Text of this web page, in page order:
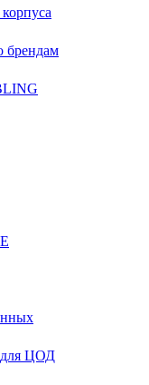
брендам
ЦОД